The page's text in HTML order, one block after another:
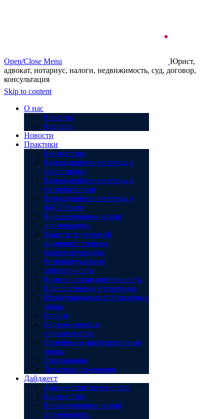
Open/Close Menu
Юрист,
адвокат, нотариус, налоги, недвижимость, суд, договор,
консультация
Skip to content
О нас
Клиенты
Карьера
Новости
Практики
Банкротство
Взаимодействие и споры с
госорганами
Взаимодействие и споры с
потребителями
Взаимодействие и споры с
ФАС России
Внешнеэкономическая
деятельность
Защита по делам об
административных
правонарушениях
Интеллектуальная
собственность
Коммерческая деятельность
Корпоративное управление
Международные арбитражные
споры
Налоги
Недвижимость и
строительство
Семейные и наследственные
споры
Страхование
Трудовые отношения
Дайджест
Административное право
Банкротство
Внешнеэкономическая
деятельность